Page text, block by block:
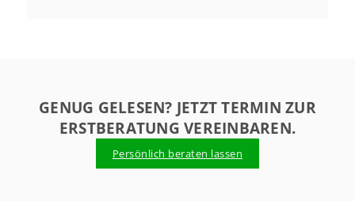
GENUG GELESEN? JETZT TERMIN ZUR
ERSTBERATUNG VEREINBAREN.
Persönlich beraten lassen